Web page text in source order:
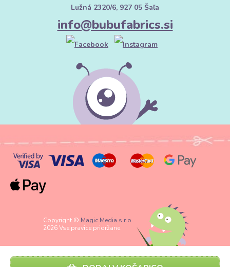
Lužná 2320/6, 927 05 Šaľa
info@bubufabrics.si
Copyright © Magic Media s.r.o.
2026 Vse pravice pridržane